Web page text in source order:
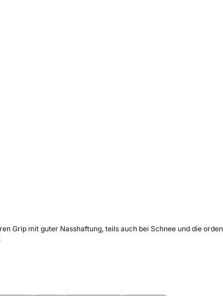
Grip mit guter Nasshaftung, teils auch bei Schnee und die